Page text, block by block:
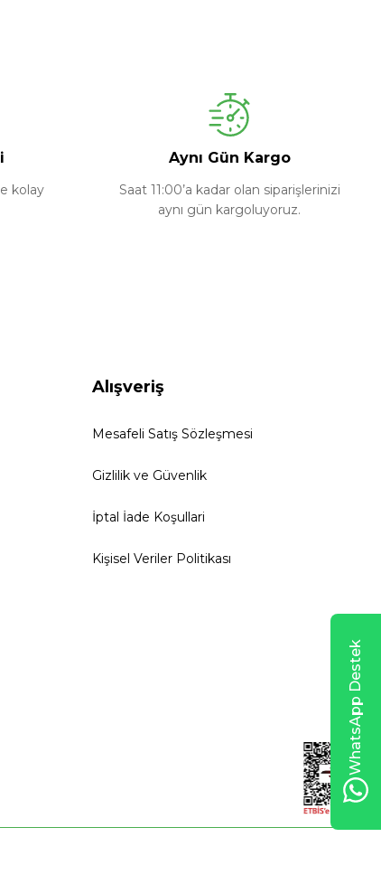
kolay
Aynı Gün Kargo
Saat 11:00’a kadar olan siparişlerinizi
aynı gün kargoluyoruz.
Alışveriş
Mesafeli Satış Sözleşmesi
Gizlilik ve Güvenlik
İptal İade Koşullari
Kişisel Veriler Politikası
WhatsApp Destek